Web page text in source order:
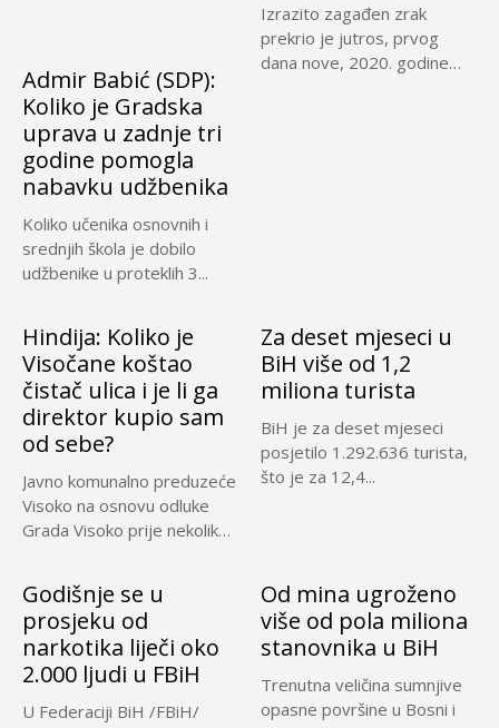
Admir Babić (SDP):
Koliko je Gradska
uprava u zadnje tri
godine pomogla
nabavku udžbenika
Koliko učenika osnovnih i
srednjih škola je dobilo
udžbenike u proteklih 3...
Izrazito zagađen zrak
prekrio je jutros, prvog
dana nove, 2020. godine
Hindija: Koliko je
Visočane koštao
čistač ulica i je li ga
direktor kupio sam
od sebe?
Javno komunalno preduzeće
Visoko na osnovu odluke
Grada Visoko prije nekoliko
Za deset mjeseci u
BiH više od 1,2
miliona turista
BiH je za deset mjeseci
posjetilo 1.292.636 turista,
što je za 12,4...
Godišnje se u
prosjeku od
narkotika liječi oko
2.000 ljudi u FBiH
U Federaciji BiH /FBiH/
Od mina ugroženo
više od pola miliona
stanovnika u BiH
Trenutna veličina sumnjive
opasne površine u Bosni i